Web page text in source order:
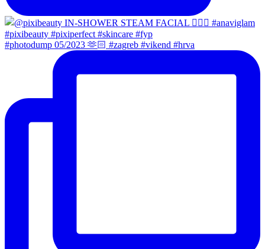
#photodump 05/2023 🫶🏻 #zagreb #vikend #hrva